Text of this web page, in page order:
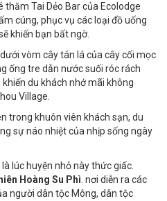
Tai Dẻo Bar của Ecolodge
cúng, phục vụ các loại đồ uống
khiến bạn bất ngờ.
vòm cây tán lá của cây cối mọc
ống tre dẫn nước suối róc rách
du khách nhớ mãi không
Village.
trong khuôn viên khách sạn, du
sự náo nhiệt của nhịp sống ngày
lúc huyện nhỏ này thức giấc.
Hoàng Su Phì. nơi diễn ra các
người dân tộc Mông, dân tộc